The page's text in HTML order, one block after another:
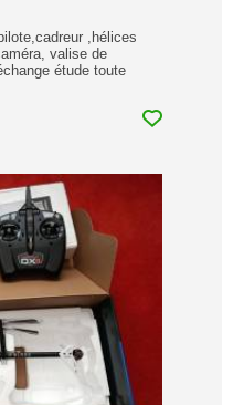
,hélices
valise de
étude toute